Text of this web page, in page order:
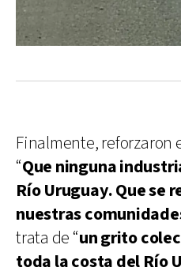
Finalmente, reforzaron
“Que ninguna
Río Uruguay. Que se
nuestras
trata de “un grito
toda la costa del Río